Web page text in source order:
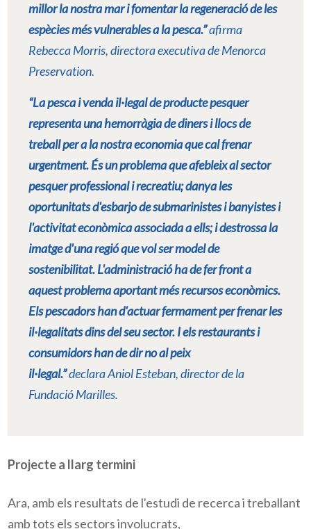
millor la nostra mar i fomentar la regeneració de les
espècies més vulnerables a la pesca.”afirma
Rebecca Morris, directora executiva de Menorca
Preservation.
“La pesca i venda il·legal de producte pesquer
representa una hemorràgia de diners i llocs de
treball per a la nostra economia que cal frenar
urgentment. És un problema que afebleix al sector
pesquer professional i recreatiu; danya les
oportunitats d'esbarjo de submarinistes i banyistes i
l'activitat econòmica associada a ells; i destrossa la
imatge d'una regió que vol ser model de
sostenibilitat. L'administració ha de fer front a
aquest problema aportant més recursos econòmics.
Els pescadors han d'actuar fermament per frenar les
il·legalitats dins del seu sector. I els restaurants i
consumidors han de dir no al peix
il·legal.”declara Aniol Esteban, director de la
Fundació Marilles.
Projecte a llarg termini
Ara, amb els resultats de l'estudi de recerca i treballant
amb tots els sectors involucrats,